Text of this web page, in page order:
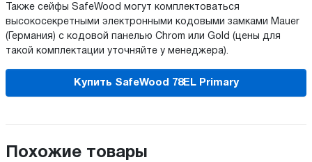
Также сейфы SafeWood могут комплектоваться
высокосекретными электронными кодовыми замками Mauer
(Германия) с кодовой панелью Chrom или Gold (цены для
такой комплектации уточняйте у менеджера).
Купить SafeWood 78EL Primary
Похожие товары